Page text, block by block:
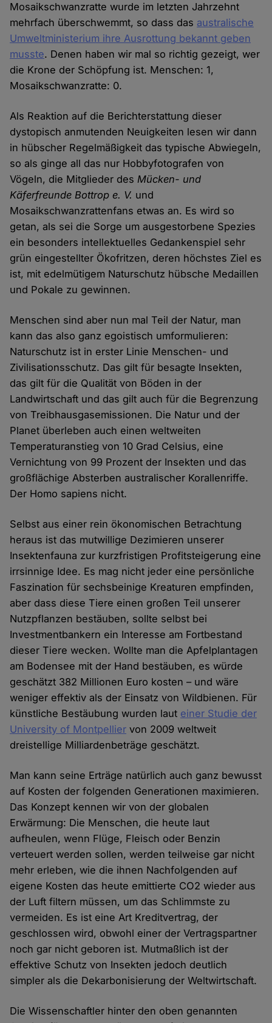
Mosaikschwanzratte wurde im letzten Jahrzehnt
mehrfach überschwemmt, so dass das australische
Umweltministerium ihre Ausrottung bekannt geben
musste. Denen haben wir mal so richtig gezeigt, wer
die Krone der Schöpfung ist. Menschen: 1,
Mosaikschwanzratte: 0.
Als Reaktion auf die Berichterstattung dieser
dystopisch anmutenden Neuigkeiten lesen wir dann
in hübscher Regelmäßigkeit das typische Abwiegeln,
so als ginge all das nur Hobbyfotografen von
Vögeln, die Mitglieder desMücken- und
Käferfreunde Bottrop e. V. und
Mosaikschwanzrattenfans etwas an. Es wird so
getan, als sei die Sorge um ausgestorbene Spezies
ein besonders intellektuelles Gedankenspiel sehr
grün eingestellter Ökofritzen, deren höchstes Ziel es
ist, mit edelmütigem Naturschutz hübsche Medaillen
und Pokale zu gewinnen.
Menschen sind aber nun mal Teil der Natur, man
kann das also ganz egoistisch umformulieren:
Naturschutz ist in erster Linie Menschen- und
Zivilisationsschutz. Das gilt für besagte Insekten,
das gilt für die Qualität von Böden in der
Landwirtschaft und das gilt auch für die Begrenzung
von Treibhausgasemissionen. Die Natur und der
Planet überleben auch einen weltweiten
Temperaturanstieg von 10 Grad Celsius, eine
Vernichtung von 99 Prozent der Insekten und das
großflächige Absterben australischer Korallenriffe.
Der Homo sapiens nicht.
Selbst aus einer rein ökonomischen Betrachtung
heraus ist das mutwillige Dezimieren unserer
Insektenfauna zur kurzfristigen Profitsteigerung eine
irrsinnige Idee. Es mag nicht jeder eine persönliche
Faszination für sechsbeinige Kreaturen empfinden,
aber dass diese Tiere einen großen Teil unserer
Nutzpflanzen bestäuben, sollte selbst bei
Investmentbankern ein Interesse am Fortbestand
dieser Tiere wecken. Wollte man die Apfelplantagen
am Bodensee mit der Hand bestäuben, es würde
geschätzt 382 Millionen Euro kosten – und wäre
weniger effektiv als der Einsatz von Wildbienen. Für
künstliche Bestäubung wurden laut einer Studie der
University of Montpellier von 2009 weltweit
dreistellige Milliardenbeträge geschätzt.
Man kann seine Erträge natürlich auch ganz bewusst
auf Kosten der folgenden Generationen maximieren.
Das Konzept kennen wir von der globalen
Erwärmung: Die Menschen, die heute laut
aufheulen, wenn Flüge, Fleisch oder Benzin
verteuert werden sollen, werden teilweise gar nicht
mehr erleben, wie die ihnen Nachfolgenden auf
eigene Kosten das heute emittierte CO2 wieder aus
der Luft filtern müssen, um das Schlimmste zu
vermeiden. Es ist eine Art Kreditvertrag, der
geschlossen wird, obwohl einer der Vertragspartner
noch gar nicht geboren ist. Mutmaßlich ist der
effektive Schutz von Insekten jedoch deutlich
simpler als die Dekarbonisierung der Weltwirtschaft.
Die Wissenschaftler hinter den oben genannten